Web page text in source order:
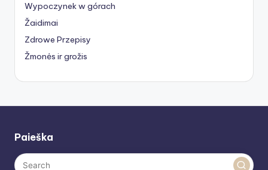
Wypoczynek w górach
Žaidimai
Zdrowe Przepisy
Žmonės ir grožis
Paieška